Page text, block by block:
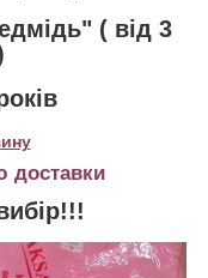
( від 3
доставки